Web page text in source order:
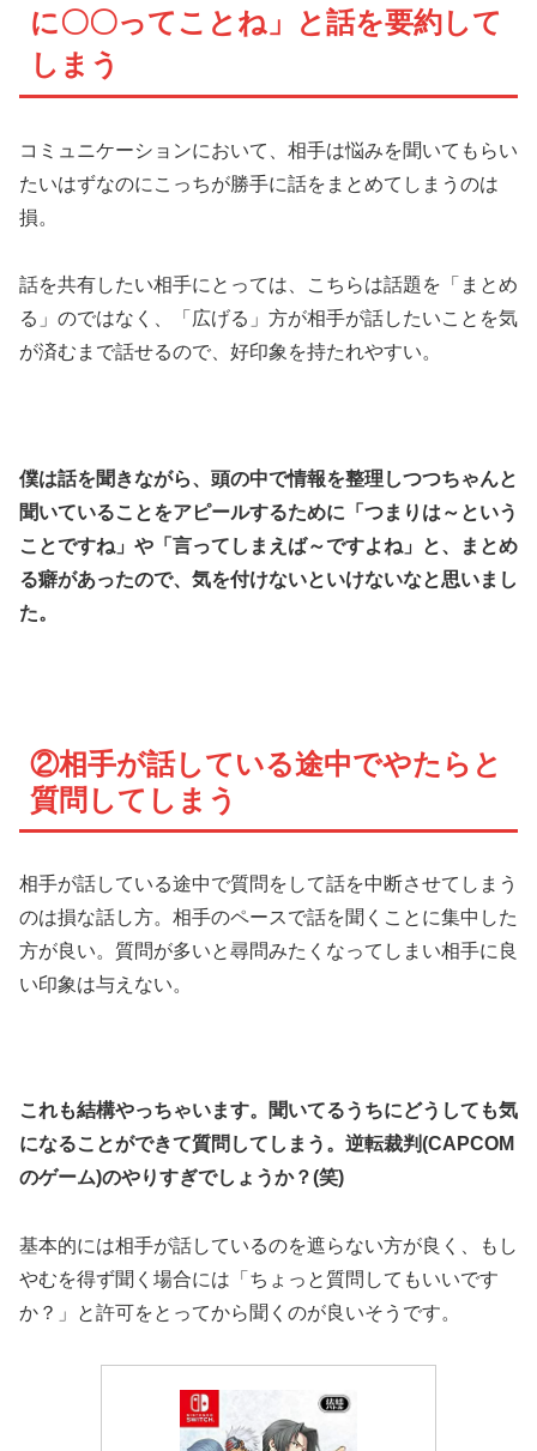
に〇〇ってことね」と話を要約して
しまう
コミュニケーションにおいて、相手は悩みを聞いてもらい
たいはずなのにこっちが勝手に話をまとめてしまうのは
損。
話を共有したい相手にとっては、こちらは話題を「まとめ
る」のではなく、「広げる」方が相手が話したいことを気
が済むまで話せるので、好印象を持たれやすい。
僕は話を聞きながら、頭の中で情報を整理しつつちゃんと
聞いていることをアピールするために「つまりは～という
ことですね」や「言ってしまえば～ですよね」と、まとめ
る癖があったので、気を付けないといけないなと思いまし
た。
②相手が話している途中でやたらと
質問してしまう
相手が話している途中で質問をして話を中断させてしまう
のは損な話し方。相手のペースで話を聞くことに集中した
方が良い。質問が多いと尋問みたくなってしまい相手に良
い印象は与えない。
これも結構やっちゃいます。聞いてるうちにどうしても気
になることができて質問してしまう。逆転裁判(CAPCOM
のゲーム)のやりすぎでしょうか？(笑)
基本的には相手が話しているのを遮らない方が良く、もし
やむを得ず聞く場合には「ちょっと質問してもいいです
か？」と許可をとってから聞くのが良いそうです。